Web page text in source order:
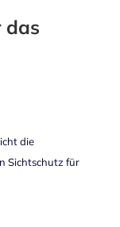
das
die
Sichtschutz für